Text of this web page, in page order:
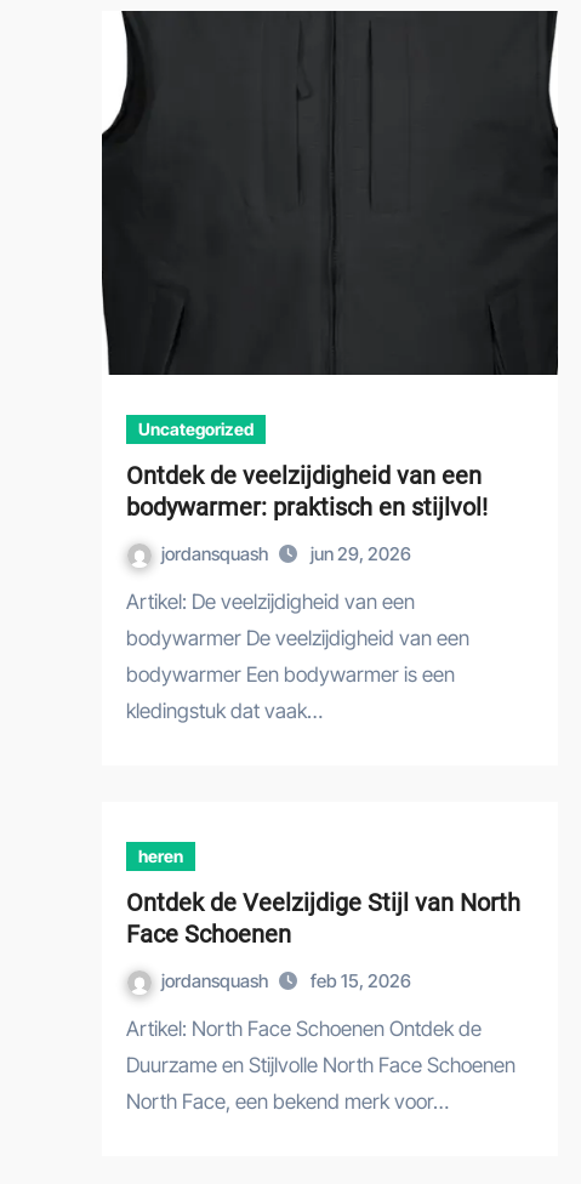
Uncategorized
Ontdek de veelzijdigheid van een
bodywarmer: praktisch en stijlvol!
jordansquash jun 29, 2026
Artikel: De veelzijdigheid van een
bodywarmer De veelzijdigheid van een
bodywarmer Een bodywarmer is een
kledingstuk dat vaak…
heren
Ontdek de Veelzijdige Stijl van North
Face Schoenen
jordansquash feb 15, 2026
Artikel: North Face Schoenen Ontdek de
Duurzame en Stijlvolle North Face Schoenen
North Face, een bekend merk voor…